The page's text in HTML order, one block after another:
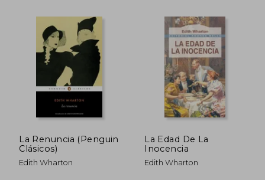
La Renuncia (Penguin
Clásicos)
Edith Wharton
La Edad De La
Inocencia
Edith Wharton